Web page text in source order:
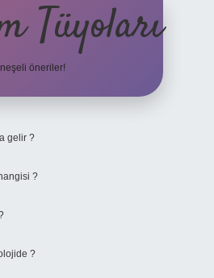
Tüyoları
neşeli öneriler!
gelir ?
?
?